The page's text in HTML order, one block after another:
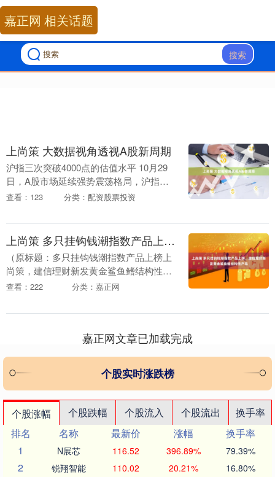
搜索
嘉正网 相关话题
上尚策 大数据视角透视A股新周期
沪指三次突破4000点的估值水平 10月29
日，A股市场延续强势震荡格局，沪指收
盘站上4000点整数关口，再创10年新高。
查看：123 分类：配资股票投资
上尚策 多只挂钩钱潮指数产品上榜，建信理财新发黄金鲨鱼鳍结构性产品
（原标题：多只挂钩钱潮指数产品上榜上
尚策，建信理财新发黄金鲨鱼鳍结构性产
品） 数据说明： 产品统计范围为理财公司
止日期为....
查看：222 分类：嘉正网
嘉正网文章已加载完成
个股实时涨跌榜
个股涨幅 个股跌幅 个股流入 个股流出
换手率
排名
名称 最新价 涨幅
换手率
1
N展芯 116.52 396.89% 79.39%
2 锐翔智能 110.02 20.21% 16.80%